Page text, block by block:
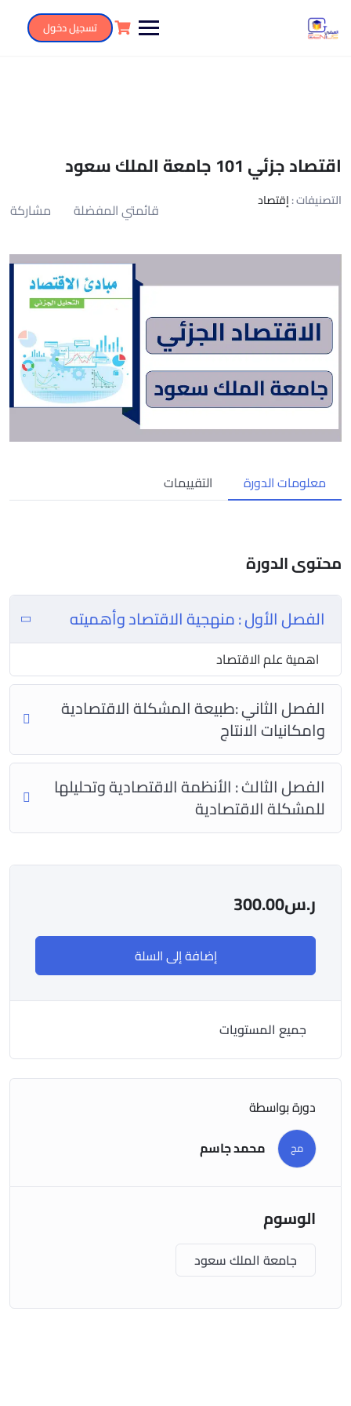
تسجيل دخول
اقتصاد جزئي 101 جامعة الملك سعود
التصنيفات :إقتصاد قائمتي المفضلة مشاركة
معلومات الدورة التقييمات
محتوى الدورة
الفصل الأول : منهجية الاقتصاد وأهميته
اهمية علم الاقتصاد
الفصل الثاني :طبيعة المشكلة الاقتصادية
وامكانيات الانتاج
الفصل الثالث : الأنظمة الاقتصادية وتحليلها
للمشكلة الاقتصادية
ر.س300.00
إضافة إلى السلة
جميع المستويات
دورة بواسطة
مج محمد جاسم
الوسوم
جامعة الملك سعود